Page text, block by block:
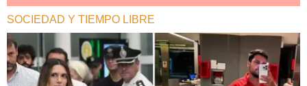
SOCIEDAD Y TIEMPO LIBRE